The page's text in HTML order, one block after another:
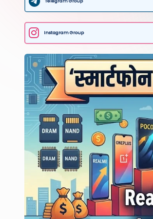
Instagram Group